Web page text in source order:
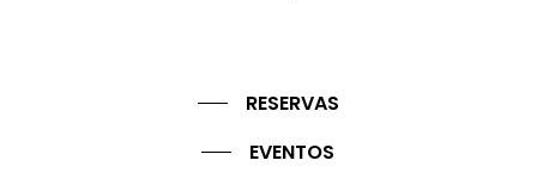
RESERVAS
EVENTOS